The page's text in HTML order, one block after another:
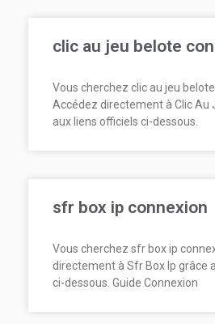
clic au jeu belote
Vous cherchez clic au jeu
Accédez directement à Clic Au
aux liens officiels ci-dessous.
sfr box ip connexion
Vous cherchez sfr box ip
directement à Sfr Box Ip grâce
ci-dessous. Guide Connexion